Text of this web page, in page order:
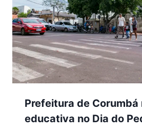
Prefeitura de Corumbá
educativa no Dia do